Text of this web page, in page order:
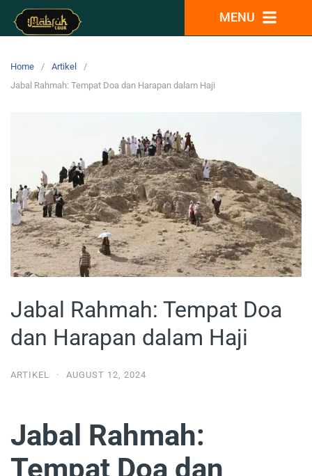
MENU
Home
Artikel
Jabal Rahmah: Tempat Doa dan Harapan dalam Haji
Jabal Rahmah: Tempat Doa
dan Harapan dalam Haji
ARTIKEL · AUGUST 12, 2024
Jabal Rahmah:
Tempat Doa dan